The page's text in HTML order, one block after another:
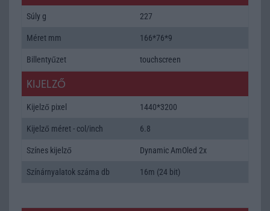
Súly g 227
Méret mm 166*76*9
Billentyűzet touchscreen
KIJELZŐ
Kijelző pixel 1440*3200
Kijelző méret - col/inch 6.8
Színes kijelző Dynamic AmOled 2x
Színárnyalatok száma db 16m (24 bit)